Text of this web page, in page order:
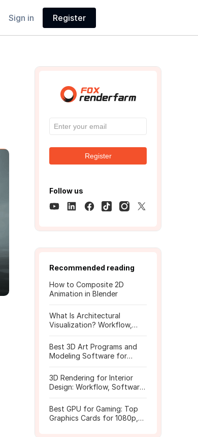
Sign in Register
Register
Follow us
Recommended reading
How to Composite 2D
Animation in Blender
What Is Architectural
Visualization? Workflow,
Best 3D Art Programs and
Modeling Software for
3D Rendering for Interior
Design: Workflow, Software,
Best GPU for Gaming: Top
Graphics Cards for 1080p,